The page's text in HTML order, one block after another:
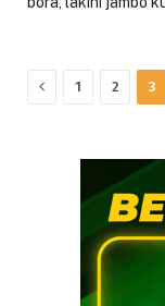
Previous
1 2 3